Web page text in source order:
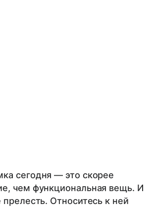
сегодня — это скорее
чем функциональная вещь. И
прелесть. Относитесь к ней